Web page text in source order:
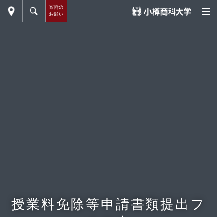
寄附の
お願い
授業料免除等申請書類提出フ